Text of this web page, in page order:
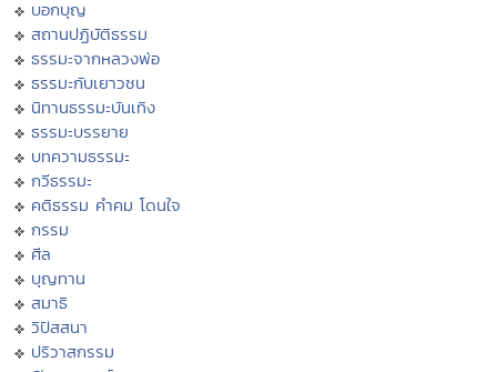
บอกบุญ
สถานปฏิบัติธรรม
ธรรมะจากหลวงพ่อ
ธรรมะกับเยาวชน
นิทานธรรมะบันเทิง
ธรรมะบรรยาย
บทความธรรมะ
กวีธรรมะ
คติธรรม คำคม โดนใจ
กรรม
ศีล
บุญทาน
สมาธิ
วิปัสสนา
ปริวาสกรรม